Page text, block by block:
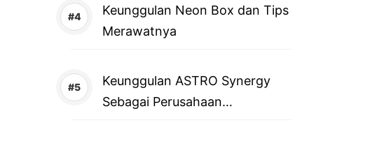
Keunggulan Neon Box dan Tips
Merawatnya
Keunggulan ASTRO Synergy
Sebagai Perusahaan